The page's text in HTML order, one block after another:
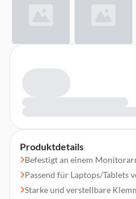
Produktdetails
Befestigt an einem
Passend für Laptops/Tablets
Starke und verstellbare